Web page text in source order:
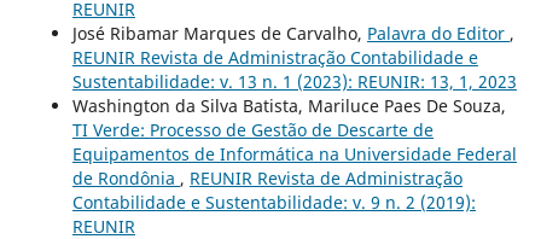
REUNIR
José Ribamar Marques de Carvalho, Palavra do Editor ,
REUNIR Revista de Administração Contabilidade e
Sustentabilidade: v. 13 n. 1 (2023): REUNIR: 13, 1, 2023
Washington da Silva Batista, Mariluce Paes De Souza,
TI Verde: Processo de Gestão de Descarte de
Equipamentos de Informática na Universidade Federal
de Rondônia , REUNIR Revista de Administração
Contabilidade e Sustentabilidade: v. 9 n. 2 (2019):
REUNIR